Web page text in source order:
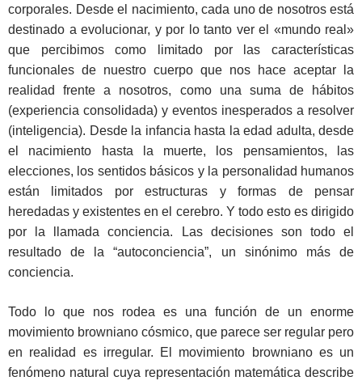
corporales. Desde el nacimiento, cada uno de nosotros está
destinado a evolucionar, y por lo tanto ver el «mundo real»
que percibimos como limitado por las características
funcionales de nuestro cuerpo que nos hace aceptar la
realidad frente a nosotros, como una suma de hábitos
(experiencia consolidada) y eventos inesperados a resolver
(inteligencia). Desde la infancia hasta la edad adulta, desde
el nacimiento hasta la muerte, los pensamientos, las
elecciones, los sentidos básicos y la personalidad humanos
están limitados por estructuras y formas de pensar
heredadas y existentes en el cerebro. Y todo esto es dirigido
por la llamada conciencia. Las decisiones son todo el
resultado de la “autoconciencia”, un sinónimo más de
conciencia.
Todo lo que nos rodea es una función de un enorme
movimiento browniano cósmico, que parece ser regular pero
en realidad es irregular. El movimiento browniano es un
fenómeno natural cuya representación matemática describe